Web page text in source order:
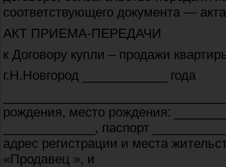
соответствующего документа —
АКТ ПРИЕМА-ПЕРЕДАЧИ
к Договору купли – продажи
г.Н.Новгород ____________ года
рождения, место рождения:
_____________, паспорт
адрес регистрации и места
«Продавец », и